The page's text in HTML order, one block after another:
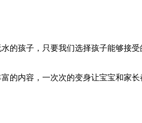
的孩子，只要我们选择孩子能够接
的内容，一次次的变身让宝宝和家